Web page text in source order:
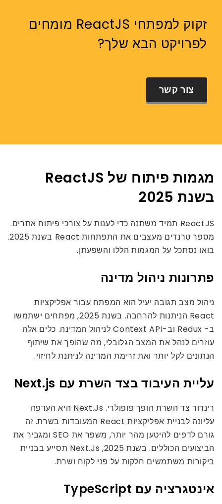
זקוק למפתחי ReactJS מומחים
לפרויקט הבא שלך?
צור קשר
מגמות פיתוח של ReactJS
בשנת 2025
ReactJS תמיד משתנה כדי לענות על צורכי פיתוח אתרים.
מספר טרנדים מעצבים את התפתחות React בשנת 2025.
בואו נסתכל על המגמות הללו והשפעתן.
פתרונות ניהול מדינה
ניהול מצב תגובה יעיל הוא המפתח עבור אפליקציות
React הניתנות להרחבה. בשנת 2025, מפתחים ישתמשו
ב- Redux וב-Context API לניהול המדינה. כלים אלה
עוזרים לנהל את המצב הגלובלי, מה שהופך את שיתוף
הנתונים לקל יותר ואת זרימת המדינה לניתנת לחיזוי.
עליית העיבוד בצד השרת עם Next.js
רינדור צד השרת הופך פופולרי. Next.Js היא העדפה
עליונה לבניית אפליקציות React המעובדות בשרת. זה
גורם לדפים להיטען מהר יותר, משפר את SEO ומגביר את
הביצועים הכוללים. בשנת 2025, Next.Js תסייע בבניית
ביקורות משתמשים חלקות על פני לקוח ושרת.
אינטגרציה עם TypeScript